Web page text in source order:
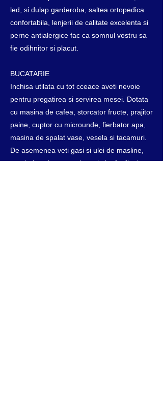
led, si dulap garderoba, saltea ortopedica
confortabila, lenjerii de calitate excelenta si
perne antialergice fac ca somnul vostru sa
fie odihnitor si placut.
BUCATARIE
Inchisa utilata cu tot cceace aveti nevoie
pentru pregatirea si servirea mesei. Dotata
cu masina de cafea, storcator fructe, prajitor
paine, cuptor cu microunde, fierbator apa,
masina de spalat vase, vesela si tacamuri.
De asemenea veti gasi si ulei de masline,
otet balsamic, sare, piper si alte facilitati